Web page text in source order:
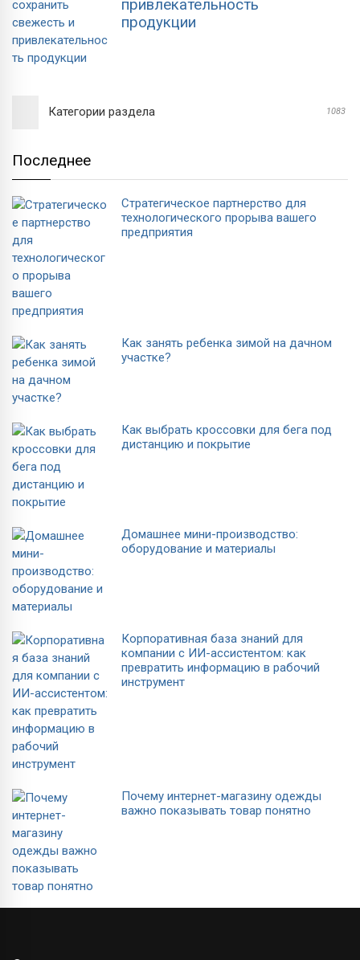
привлекательность
продукции
Категории раздела 1083
Последнее
Стратегическое партнерство для
технологического прорыва вашего
предприятия
Как занять ребенка зимой на дачном
участке?
Как выбрать кроссовки для бега под
дистанцию и покрытие
Домашнее мини-производство:
оборудование и материалы
Корпоративная база знаний для
компании с ИИ-ассистентом: как
превратить информацию в рабочий
инструмент
Почему интернет-магазину одежды
важно показывать товар понятно